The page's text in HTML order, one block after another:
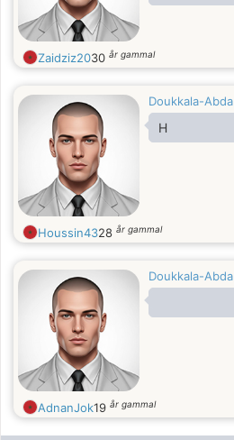
Zaidziz2030 år gammal
Doukkala-Abda
H
Houssin4328 år gammal
Doukkala-Abda
AdnanJok19 år gammal